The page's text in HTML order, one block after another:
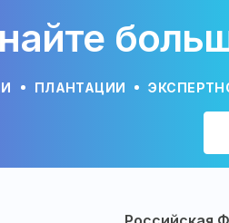
ПЛАНТАЦИИ